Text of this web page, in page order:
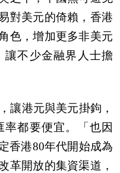
對美元的倚賴，香港
色，增加更多非美元
讓不少金融界人士擔
讓港元與美元掛鉤，
都要便宜。「也因
香港80年代開始成為
革開放的集資渠道，